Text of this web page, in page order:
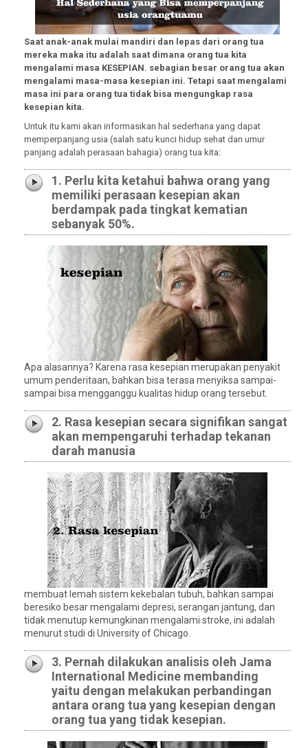
Saat anak-anak mulai mandiri dan lepas dari orang tua
mereka maka itu adalah saat dimana orang tua kita
mengalami masa KESEPIAN. sebagian besar orang tua akan
mengalami masa-masa kesepian ini. Tetapi saat mengalami
masa ini para orang tua tidak bisa mengungkap rasa
kesepian kita.
Untuk itu kami akan informasikan hal sederhana yang dapat
memperpanjang usia (salah satu kunci hidup sehat dan umur
panjang adalah perasaan bahagia) orang tua kita:
1. Perlu kita ketahui bahwa orang yang
memiliki perasaan kesepian akan
berdampak pada tingkat kematian
sebanyak 50%.
Apa alasannya? Karena rasa kesepian merupakan penyakit
umum penderitaan, bahkan bisa terasa menyiksa sampai-
sampai bisa mengganggu kualitas hidup orang tersebut.
2. Rasa kesepian secara signifikan sangat
akan mempengaruhi terhadap tekanan
darah manusia
membuat lemah sistem kekebalan tubuh, bahkan sampai
beresiko besar mengalami depresi, serangan jantung, dan
tidak menutup kemungkinan mengalami stroke, ini adalah
menurut studi di University of Chicago.
3. Pernah dilakukan analisis oleh Jama
International Medicine membanding
yaitu dengan melakukan perbandingan
antara orang tua yang kesepian dengan
orang tua yang tidak kesepian.